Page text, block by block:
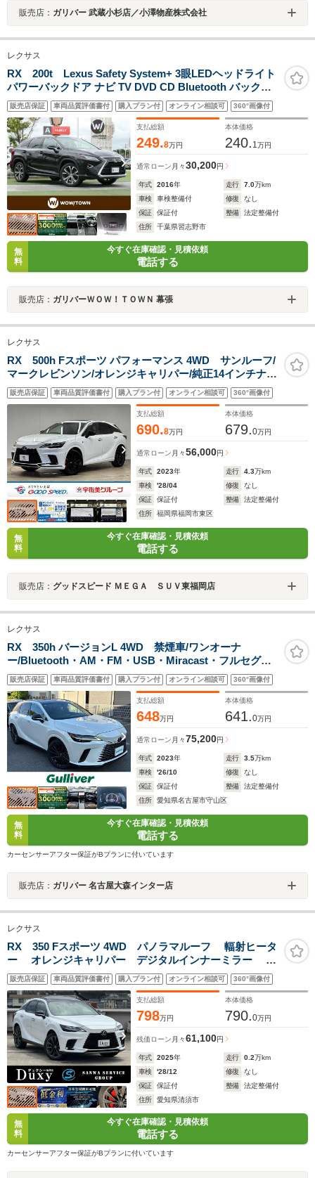
販売店： ガリバー 武蔵小杉店／小澤物産株式会社
レクサス
RX 200t Lexus Safety System+ 3眼LEDヘッドライト
パワーバックドア ナビ TV DVD CD Bluetooth バックカ
メラ リバース連動ドアミラー ETC2.0
販売店保証 車両品質評価書付 購入プラン付 オンライン相談可 360°画像付
支払総額
249.8万円
本体価格
240. 1万円
通常ローン 月々30,200円
年式 2016年 走行 7.0万km
車検
車検整備付 修復
なし
保証
保証付 整備
法定整備付
住所
千葉県習志野市
無
料
今すぐ在庫確認・見積依頼
電話する
販売店： ガリバーＷＯＷ！ＴＯＷＮ 幕張
レクサス
RX 500h Fスポーツ パフォーマンス 4WD サンルーフ/
マークレビンソン/オレンジキャリパー/純正14インチナビ/
全周囲/デジタルインナーミラー/追従クルコン/レーンキー
プアシスト/パワーバックドア/パーキングアシスト/赤革/
シートベンチレーション/BSM/ETC
販売店保証 車両品質評価書付 購入プラン付 オンライン相談可 360°画像付
支払総額
690.8万円
本体価格
679.0万円
通常ローン 月々56,000円
年式 2023年 走行 4.3万km
車検
'28/04 修復
なし
保証
保証付 整備
法定整備付
住所
福岡県福岡市東区
無
料
今すぐ在庫確認・見積依頼
電話する
販売店： グッドスピード ＭＥＧＡ ＳＵＶ東福岡店
レクサス
RX 350h バージョンL 4WD 禁煙車/ワンオーナ
ー/Bluetooth・AM・FM・USB・Miracast・フルセグ
TV/SDメモリナビ/純正メーカーナビ/コーナーセンサー/ク
リアランスソナー/サンルーフ/ルーフレール/ETC2.0/前ド
ライブレコーダー/保証書/スペアキー
販売店保証 車両品質評価書付 購入プラン付 オンライン相談可 360°画像付
支払総額
648万円
本体価格
641.0万円
通常ローン 月々75,200円
年式 2023年 走行 3.5万km
車検
'26/10 修復
なし
保証
保証付 整備
法定整備付
住所
愛知県名古屋市守山区
無
料
今すぐ在庫確認・見積依頼
電話する
カーセンサーアフター保証がBプランに付いています
販売店： ガリバー 名古屋大森インター店
レクサス
RX 350 Fスポーツ 4WD パノラマルーフ 輻射ヒータ
ー オレンジキャリパー デジタルインナーミラー パ
ノラミックビューモニター 3眼LEDヘッドライト シー
トヒーター&クーラー パワーバックドア パワーシー
ト BSM HUD ETC2.0
販売店保証 車両品質評価書付 購入プラン付 オンライン相談可 360°画像付
支払総額
798万円
本体価格
790.0万円
残価ローン 月々61,100円
年式 2025年 走行 0.2万km
車検
'28/12 修復
なし
保証
保証付 整備
法定整備付
住所
愛知県清須市
無
料
今すぐ在庫確認・見積依頼
電話する
カーセンサーアフター保証がBプランに付いています